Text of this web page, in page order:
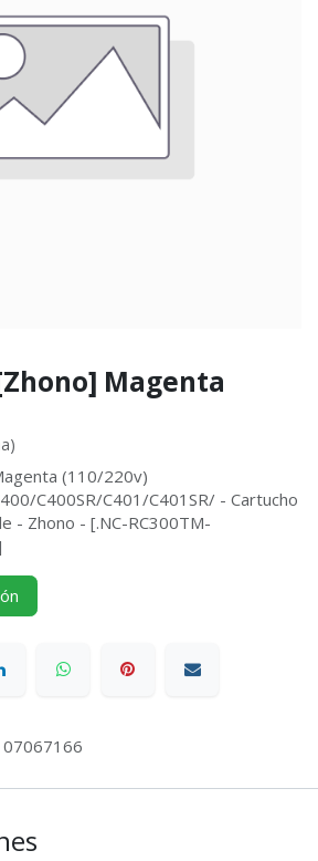
Magenta
(110/220v)
C400SR/C401/C401SR/ - Cartucho
- Zhono - [.NC-RC300TM-
07067166